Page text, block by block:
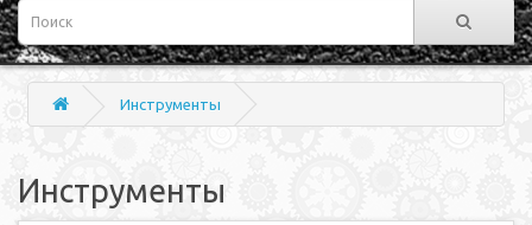
Инструменты
Инструменты